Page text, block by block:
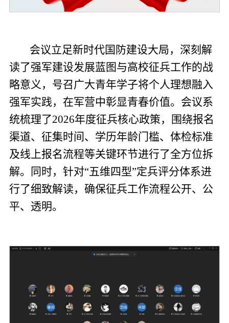
会议立足新时代国防建设大局，深刻解
读了强军建设发展蓝图与高校征兵工作的战
略意义，号召广大青年学子将个人理想融入
强军实践，在军营中彰显青春价值。会议系
统梳理了2026年度征兵核心政策，围绕报名
渠道、征集时间、学历年龄门槛、体检标准
及线上报名流程等关键环节进行了全方位拆
解。同时，针对“五维四型”定兵评分体系进
行了细致解读，确保征兵工作流程公开、公
平、透明。